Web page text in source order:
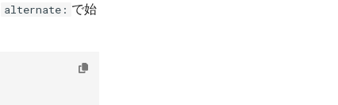
alternate: で始